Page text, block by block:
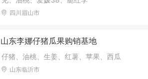
四川眉山市
山东李娜仔猪瓜果购销基地
仔猪、油桃、生姜、红薯、苹果、西瓜
山东临沂市